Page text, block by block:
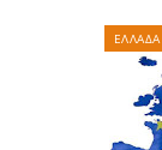
ΕΛΛΑΔΑ